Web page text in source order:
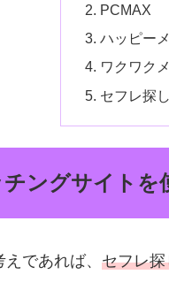
PCMAX
ハッピー
ワクワク
セフレ探
ングサイトを
であれば、 セフレ